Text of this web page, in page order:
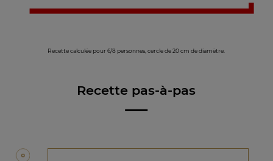
Recette calculée pour 6/8 personnes, cercle de 20 cm de diamètre.
Recette pas-à-pas